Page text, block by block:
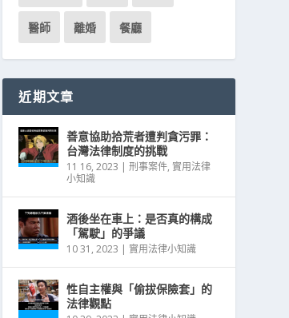
醫師 離婚 餐廳
近期文章
善意協助拾荒者遭判貪污罪：
台灣法律制度的挑戰
11 16, 2023 |刑事案件, 實用法律
小知識
酒後坐在車上：是否真的構成
「駕駛」的爭議
10 31, 2023 | 實用法律小知識
性自主權與「偷拔保險套」的
法律觀點